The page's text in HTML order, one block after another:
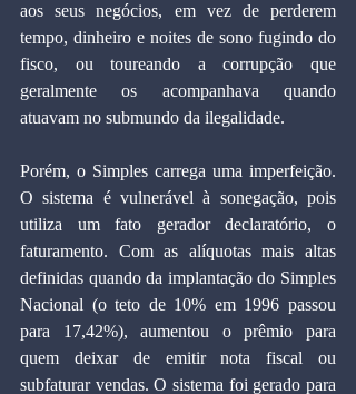
aos seus negócios, em vez de perderem
tempo, dinheiro e noites de sono fugindo do
fisco, ou toureando a corrupção que
geralmente os acompanhava quando
atuavam no submundo da ilegalidade.
Porém, o Simples carrega uma imperfeição.
O sistema é vulnerável à sonegação, pois
utiliza um fato gerador declaratório, o
faturamento. Com as alíquotas mais altas
definidas quando da implantação do Simples
Nacional (o teto de 10% em 1996 passou
para 17,42%), aumentou o prêmio para
quem deixar de emitir nota fiscal ou
subfaturar vendas. O sistema foi gerado para